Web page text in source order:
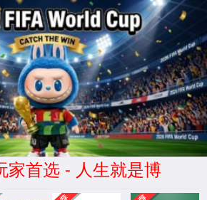
品牌力量
或目录。
被删除，已更改名称或者暂时不可用。